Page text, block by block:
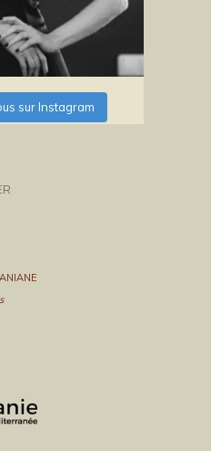
sur Instagram